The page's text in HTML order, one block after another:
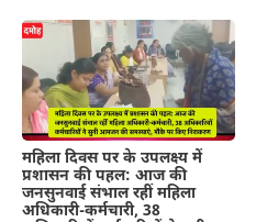
महिला दिवस पर के उपलक्ष्य में
प्रशासन की पहल: आज की
जनसुनवाई संभाल रहीं महिला
अधिकारी-कर्मचारी, 38